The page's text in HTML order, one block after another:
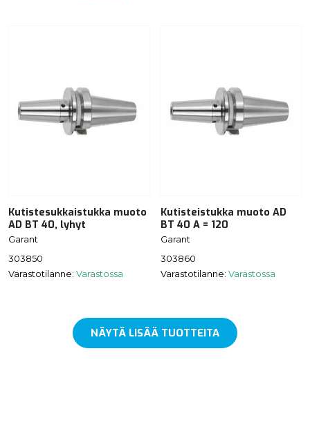
Kutistesukkaistukka muoto
AD BT 40, lyhyt
Garant
303850
Varastotilanne: Varastossa
Kutisteistukka muoto AD
BT 40 A = 120
Garant
303860
Varastotilanne: Varastossa
NÄYTÄ LISÄÄ TUOTTEITA